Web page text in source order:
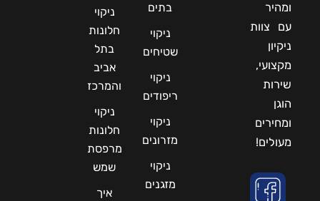
ומהיר
עם צוות
ניקיון
מקצועי,
שירות
הוגן
ומחירים
מעולים!
בתים
ניקוי
שטיחים
ניקוי
ריפודים
ניקוי
מזרונים
ניקוי
מזגנים
ניקוי
חלונות
בתל
אביב
והמרכז
ניקוי
חלונות
מרפסת
שמש
איך